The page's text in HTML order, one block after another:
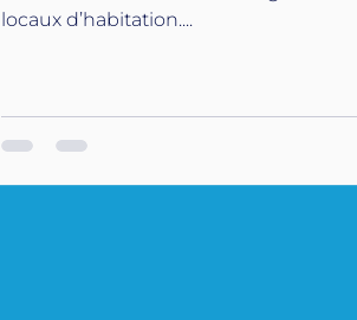
locaux d’habitation....